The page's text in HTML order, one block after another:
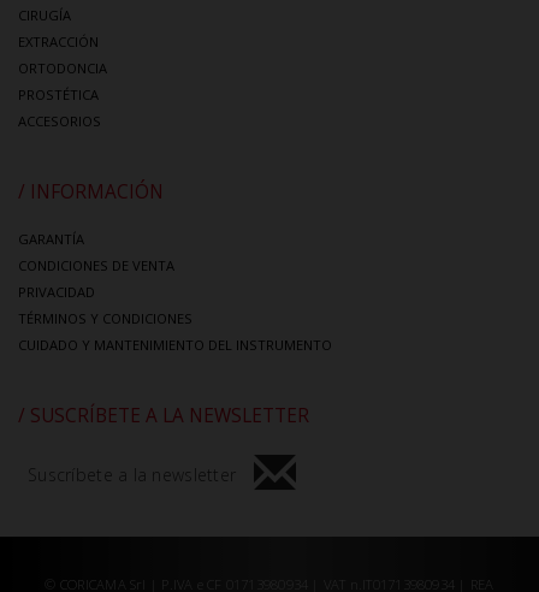
CIRUGÍA
EXTRACCIÓN
ORTODONCIA
PROSTÉTICA
ACCESORIOS
/ INFORMACIÓN
GARANTÍA
CONDICIONES DE VENTA
PRIVACIDAD
TÉRMINOS Y CONDICIONES
CUIDADO Y MANTENIMIENTO DEL INSTRUMENTO
/ SUSCRÍBETE A LA NEWSLETTER
Suscríbete a la newsletter
© CORICAMA Srl | P.IVA e CF 01713980934 | VAT n.IT01713980934 | REA